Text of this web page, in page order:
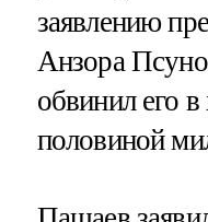
заявлению
Анзора
обвинил его
половиной